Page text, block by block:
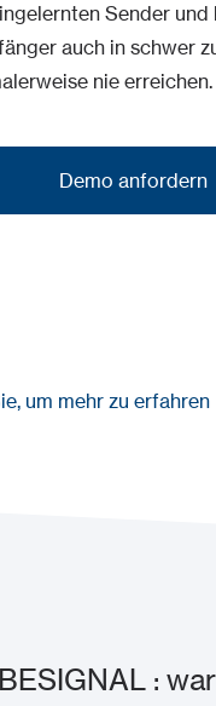
Sender
auch in schwer
nie erreichen.
Demo anfordern
um mehr zu erfahren
: